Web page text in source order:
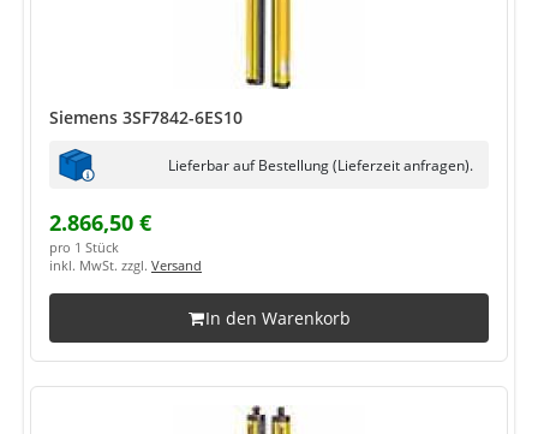
Siemens 3SF7842-6ES10
Lieferbar auf Bestellung (Lieferzeit anfragen).
2.866,50 €
pro 1 Stück
inkl. MwSt. zzgl. Versand
In den Warenkorb